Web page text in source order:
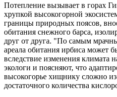
Потепление вызывает в горах
хрупкой высокогорной
границы природных поясов,
обитания снежного барса,
друг от друга. "По самым
ареала обитания ирбиса может
вследствие изменения климата
экологи и поясняют, что
высокогорье хищнику сложно
достаточного количества